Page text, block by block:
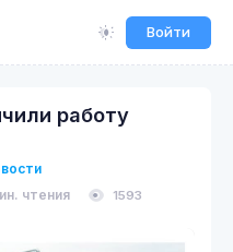
Войти
работу
чтения 1593